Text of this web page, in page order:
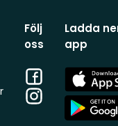
Följ
oss
Facebook
Instagram
Ladda
app
App
Store
App
Store